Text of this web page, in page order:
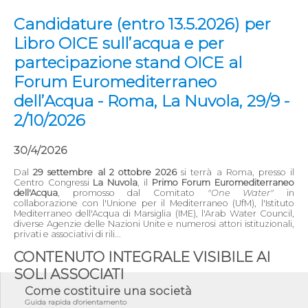
Candidature (entro 13.5.2026) per
Libro OICE sull’acqua e per
partecipazione stand OICE al
Forum Euromediterraneo
dell’Acqua - Roma, La Nuvola, 29/9 -
2/10/2026
30/4/2026
Dal29 settembre al 2 ottobre 2026si terrà a Roma, presso il
Centro Congressi La Nuvola, il Primo Forum Euromediterraneo
dell'Acqua, promosso dal Comitato "One Water" in
collaborazione con l'Unione per il Mediterraneo (UfM), l'Istituto
Mediterraneo dell'Acqua di Marsiglia (IME), l'Arab Water Council,
diverse Agenzie delle Nazioni Unite e numerosi attori istituzionali,
privati e associativi di rili...
CONTENUTO INTEGRALE VISIBILE AI
SOLI ASSOCIATI
Come costituire una società
Guida rapida d'orientamento